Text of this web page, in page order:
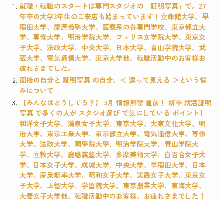
就職・転職のスタートは専門スタジオの「証明写真」で。27
年卒の大学3年生のご来店も始まっています！立命館大学、早
稲田大学、慶應義塾大学、医療系の各専門学校、東京都立大
学、専修大学、明治学院大学、フェリス女学院大学、東京女
子大学、法政大学、中央大学、日本大学、青山学院大学、武
蔵大学、電気通信大学、東京大学他、転職活動中のお客様お
疲れさまでした。
面接の自分と 証明写真 の自分、＜ 違って見える ＞という悩
みについて
【みんなはどうしてる？】 3月 情報解禁 直前！ 新卒 就活証明
写真 で多くの人が スタジオ選び で気にしている ポイント】
和洋女子大学、清泉女子大学、東京大学、大東文化大学、明
治大学、東京工業大学、東京都立大学、電気通信大学、専修
大学、法政大学、國學院大學、明治学院大学、青山学院大
学、立教大学、慶應義塾大学、多摩美術大学、白百合女子大
学、日本女子大学、成城大学、中央大学、早稲田大学、日本
大学、産業能率大学、昭和女子大学、実践女子大学、東京女
子大学、上智大学、学習院大学、東京農業大学、東海大学、
大妻女子大学他、転職活動中のお客様、お疲れさまでした！